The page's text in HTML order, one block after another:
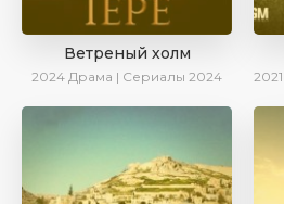
Ветреный холм
2024 Драма | Сериалы 2024 2021